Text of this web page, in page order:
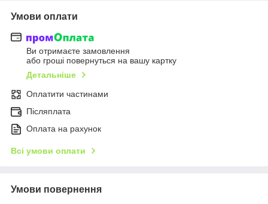
Умови оплати
Ви отримаєте замовлення
або гроші повернуться на вашу картку
Детальніше
Оплатити частинами
Післяплата
Оплата на рахунок
Всі умови оплати
Умови повернення